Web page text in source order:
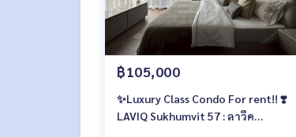
฿105,000
✨Luxury Class Condo For rent!! ❣️
LAVIQ Sukhumvit 57 : ลาวีค